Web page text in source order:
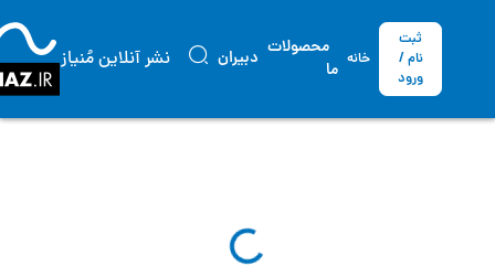
ثبت
نام /
ورود
خانه
محصولات
ما
دبیران نشر آنلاین مُنیاز